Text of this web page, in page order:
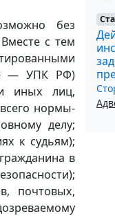
без
с тем
— УПК РФ)
иных лиц,
нормы-
делу;
к судьям);
в
почтовых,